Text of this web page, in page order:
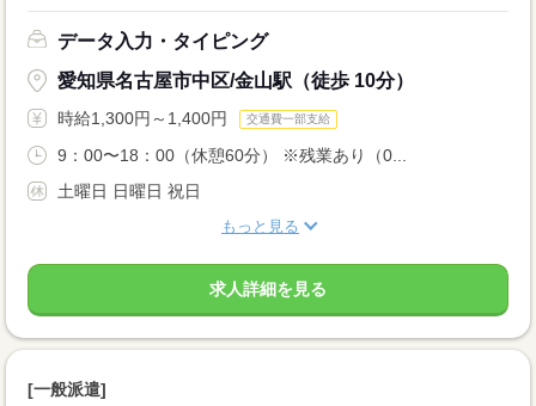
データ入力・タイピング
愛知県名古屋市中区/金山駅（徒歩 10分）
時給1,300円～1,400円 交通費一部支給
9：00〜18：00（休憩60分） ※残業あり（0...
土曜日 日曜日 祝日
もっと見る
求人詳細を見る
[一般派遣]